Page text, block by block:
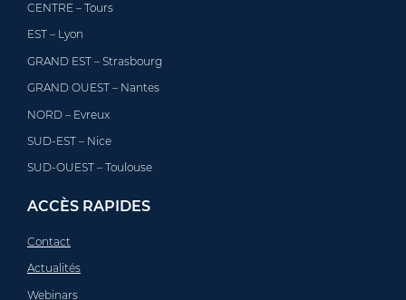
CENTRE – Tours
EST – Lyon
GRAND EST – Strasbourg
GRAND OUEST – Nantes
NORD – Evreux
SUD-EST – Nice
SUD-OUEST – Toulouse
ACCÈS RAPIDES
Contact
Actualités
Webinars